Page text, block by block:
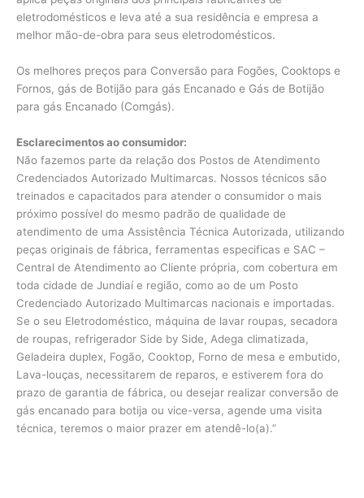
eletrodomésticos e leva até a sua residência e empresa a
melhor mão-de-obra para seus eletrodomésticos.
Os melhores preços para Conversão para Fogões, Cooktops e
Fornos, gás de Botijão para gás Encanado e Gás de Botijão
para gás Encanado (Comgás).
Esclarecimentos ao consumidor:
Não fazemos parte da relação dos Postos de Atendimento
Credenciados Autorizado Multimarcas. Nossos técnicos são
treinados e capacitados para atender o consumidor o mais
próximo possível do mesmo padrão de qualidade de
atendimento de uma Assistência Técnica Autorizada, utilizando
peças originais de fábrica, ferramentas especificas e SAC –
Central de Atendimento ao Cliente própria, com cobertura em
toda cidade de Jundiaí e região, como ao de um Posto
Credenciado Autorizado Multimarcas nacionais e importadas.
Se o seu Eletrodoméstico, máquina de lavar roupas, secadora
de roupas, refrigerador Side by Side, Adega climatizada,
Geladeira duplex, Fogão, Cooktop, Forno de mesa e embutido,
Lava-louças, necessitarem de reparos, e estiverem fora do
prazo de garantia de fábrica, ou desejar realizar conversão de
gás encanado para botija ou vice-versa, agende uma visita
técnica, teremos o maior prazer em atendê-lo(a).”